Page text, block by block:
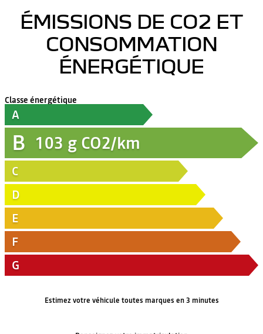
ÉMISSIONS DE CO2 ET
CONSOMMATION
ÉNERGÉTIQUE
Classe énergétique
A
B 103 g CO2/km
C
D
E
F
G
Estimez votre véhicule toutes marques en 3 minutes